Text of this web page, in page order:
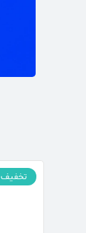
تخفیف